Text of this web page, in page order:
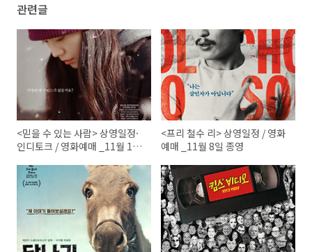
관련글
<믿을 수 있는 사람> 상영일정·
인디토크 / 영화예매 _11월 16
<프리 철수 리> 상영일정 / 영화
예매 _11월 8일 종영